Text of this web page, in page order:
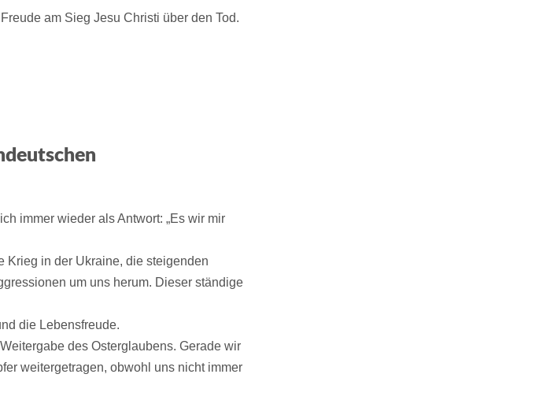
am Sieg Jesu Christi über den Tod.
immer wieder als Antwort: „Es wir mir
Krieg in der Ukraine, die steigenden
um uns herum. Dieser ständige
die Lebensfreude.
des Osterglaubens. Gerade wir
weitergetragen, obwohl uns nicht immer